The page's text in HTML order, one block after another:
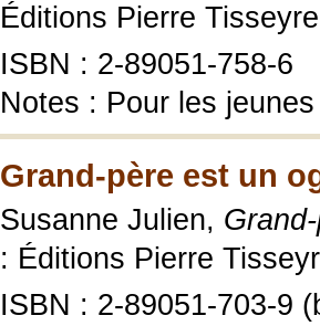
Éditions Pierre
ISBN : 2-89051-758-6
Notes : Pour les
Grand-père est un
Susanne Julien,
: Éditions Pierre
ISBN : 2-89051-703-9